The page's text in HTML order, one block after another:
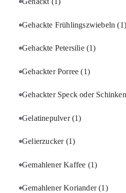
Gehackte Frühlingszwiebeln(1)
Gehackte Petersilie (1)
Gehackter Porree(1)
Gehackter Speck oder Schinken
Gelatinepulver(1)
Gelierzucker (1)
Gemahlener Kaffee (1)
Gemahlener Koriander(1)